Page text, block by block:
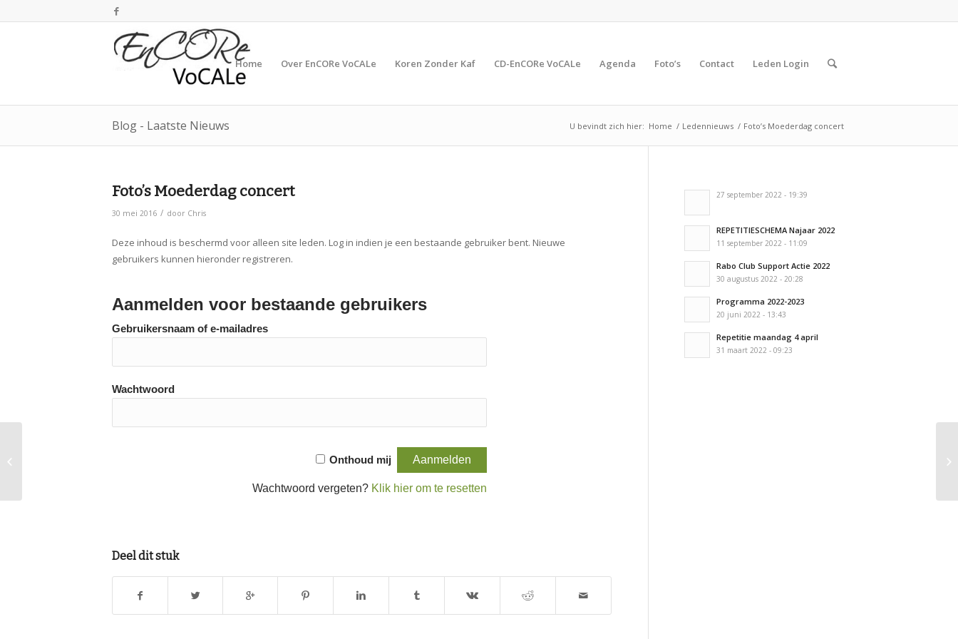
Home Over EnCORe VoCALe Koren Zonder Kaf CD-EnCORe VoCALe Agenda Foto’s Contact Leden Login
Blog - Laatste Nieuws U bevindt zich hier: Home / Ledennieuws / Foto’s Moederdag concert
Foto’s Moederdag concert
30 mei 2016 / door Chris
Deze inhoud is beschermd voor alleen site leden. Log in indien je een bestaande gebruiker bent. Nieuwe
gebruikers kunnen hieronder registreren.
Aanmelden voor bestaande gebruikers
Gebruikersnaam of e-mailadres
Wachtwoord
Onthoud mij
Wachtwoord vergeten? Klik hier om te resetten
Deel dit stuk
27 september 2022 - 19:39
REPETITIESCHEMA Najaar 2022
11 september 2022 - 11:09
Rabo Club Support Actie 2022
30 augustus 2022 - 20:28
Programma 2022-2023
20 juni 2022 - 13:43
Repetitie maandag 4 april
31 maart 2022 - 09:23